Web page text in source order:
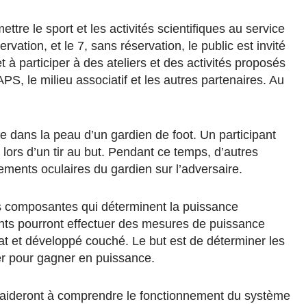
le sport et les activités scientifiques au service
et le 7, sans réservation, le public est invité
à participer à des ateliers et des activités proposés
le milieu associatif et les autres partenaires. Au
dans la peau d’un gardien de foot. Un participant
d’un tir au but. Pendant ce temps, d’autres
oculaires du gardien sur l’adversaire.
qui déterminent la puissance
pourront effectuer des mesures de puissance
et développé couché. Le but est de déterminer les
pour gagner en puissance.
à comprendre le fonctionnement du système